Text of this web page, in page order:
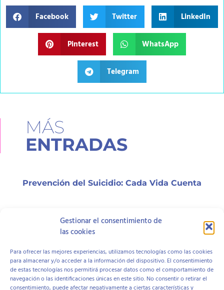
Gestionar el consentimiento de
las cookies
Para ofrecer las mejores experiencias, utilizamos tecnologías como las cookies
para almacenar y/o acceder a la información del dispositivo. El consentimiento
de estas tecnologías nos permitirá procesar datos como el comportamiento de
navegación o las identificaciones únicas en este sitio. No consentir o retirar el
consentimiento, puede afectar negativamente a ciertas características y
Facebook Twitter LinkedIn
Pinterest WhatsApp
Telegram
MÁS
ENTRADAS
Prevención del Suicidio: Cada Vida Cuenta
¿Qué es el test HTP y cómo funciona?
¿Qué es el test BLoP y cómo funciona?